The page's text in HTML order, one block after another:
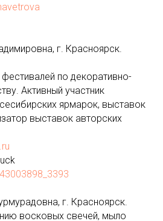
г. Красноярск.
по декоративно-
Активный участник
ярмарок, выставок
выставок авторских
г. Красноярск.
восковых свечей, мыло